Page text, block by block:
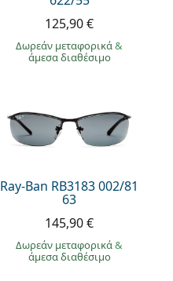
125,90 €
Δωρεάν μεταφορικά&
άμεσα διαθέσιμο
Ray-Ban RB3183 002/81
63
145,90 €
Δωρεάν μεταφορικά&
άμεσα διαθέσιμο